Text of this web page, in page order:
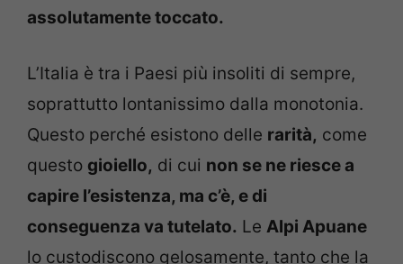
assolutamente toccato.
L’Italia è tra i Paesi più insoliti di sempre,
soprattutto lontanissimo dalla monotonia.
Questo perché esistono delle rarità, come
questo gioiello, di cui non se ne riesce a
capire l’esistenza, ma c’è, e di
conseguenza va tutelato. Le Alpi Apuane
lo custodiscono gelosamente, tanto che la